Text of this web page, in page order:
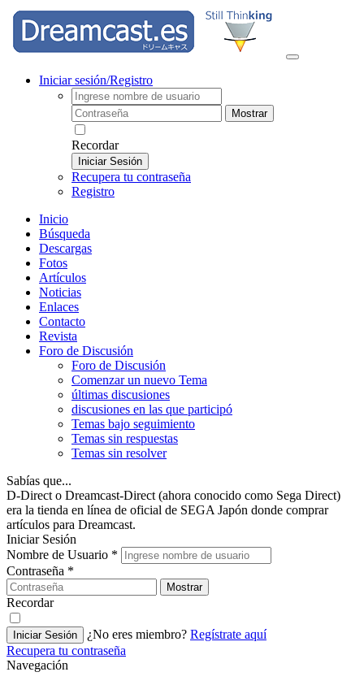
Iniciar sesión/Registro
Mostrar
Recordar
Iniciar Sesión
Recupera tu contraseña
Registro
Inicio
Búsqueda
Descargas
Fotos
Artículos
Noticias
Enlaces
Contacto
Revista
Foro de Discusión
Foro de Discusión
Comenzar un nuevo Tema
últimas discusiones
discusiones en las que participó
Temas bajo seguimiento
Temas sin respuestas
Temas sin resolver
Sabías que...
D-Direct o Dreamcast-Direct (ahora conocido como Sega Direct)
era la tienda en línea de oficial de SEGA Japón donde comprar
artículos para Dreamcast.
Iniciar Sesión
Nombre de Usuario *
Contraseña *
Mostrar
Recordar
Iniciar Sesión ¿No eres miembro? Regístrate aquí
Recupera tu contraseña
Navegación